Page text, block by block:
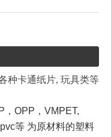
种卡通纸片, 玩具类等
，OPP，VMPET,
等 为原材料的塑料